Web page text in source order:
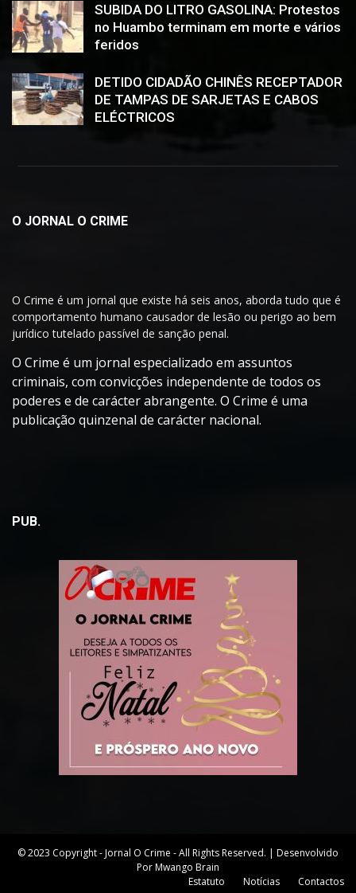
SUBIDA DO LITRO GASOLINA: Protestos
no Huambo terminam em morte e vários
feridos
DETIDO CIDADÃO CHINÊS RECEPTADOR
DE TAMPAS DE SARJETAS E CABOS
ELÉCTRICOS
O JORNAL O CRIME
O Crime é um jornal que existe há seis anos, aborda tudo que é
comportamento humano causador de lesão ou perigo ao bem
jurídico tutelado passível de sanção penal.
O Crime é um jornal especializado em assuntos
criminais, com convicções independente de todos os
poderes e de carácter abrangente. O Crime é uma
publicação quinzenal de carácter nacional.
PUB.
© 2023 Copyright - Jornal O Crime - All Rights Reserved. | Desenvolvido
Por Mwango Brain
Estatuto
Notícias Contactos